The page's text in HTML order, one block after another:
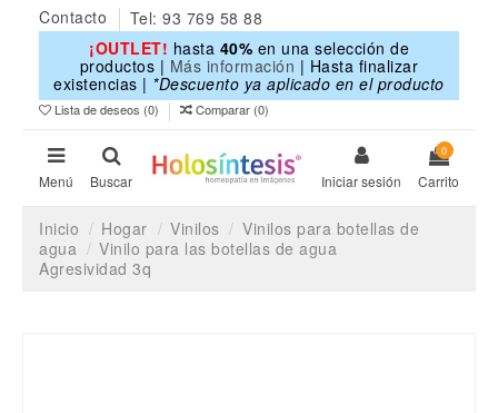
Contacto
Tel: 93 769 58 88
¡OUTLET! hasta 40% en una selección de
productos | Más información | Hasta finalizar
existencias | *Descuento ya aplicado en el producto
Lista de deseos (0) Comparar (0)
Menú Buscar Iniciar sesión
0
Carrito
Inicio Hogar Vinilos
Vinilos para botellas de
agua
Vinilo para las botellas de agua
Agresividad 3q